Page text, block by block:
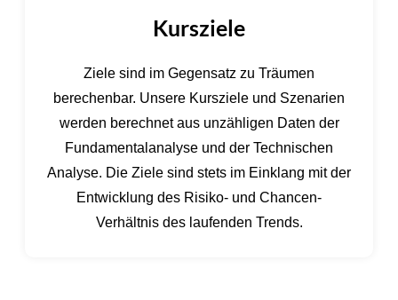
Kursziele
Ziele sind im Gegensatz zu Träumen
berechenbar. Unsere Kursziele und Szenarien
werden berechnet aus unzähligen Daten der
Fundamentalanalyse und der Technischen
Analyse. Die Ziele sind stets im Einklang mit der
Entwicklung des Risiko- und Chancen-
Verhältnis des laufenden Trends.